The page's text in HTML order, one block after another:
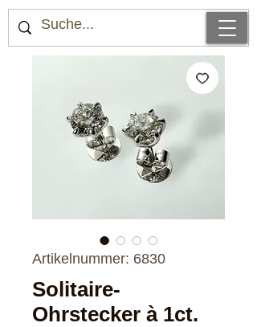
Artikelnummer: 6830
Solitaire-
Ohrstecker à 1ct.